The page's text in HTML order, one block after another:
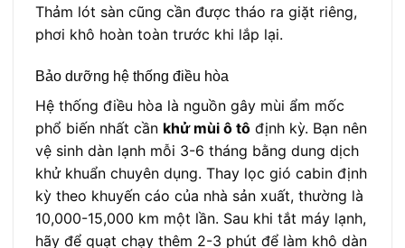
Thảm lót sàn cũng cần được tháo ra giặt riêng,
phơi khô hoàn toàn trước khi lắp lại.
Bảo dưỡng hệ thống điều hòa
Hệ thống điều hòa là nguồn gây mùi ẩm mốc
phổ biến nhất cần khử mùi ô tô định kỳ. Bạn nên
vệ sinh dàn lạnh mỗi 3-6 tháng bằng dung dịch
khử khuẩn chuyên dụng. Thay lọc gió cabin định
kỳ theo khuyến cáo của nhà sản xuất, thường là
10,000-15,000 km một lần. Sau khi tắt máy lạnh,
hãy để quạt chạy thêm 2-3 phút để làm khô dàn